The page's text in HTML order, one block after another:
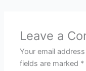
Leave a
Your email
fields are marked *